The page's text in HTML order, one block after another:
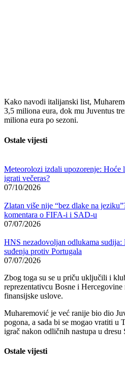
Kako navodi italijanski list,
3,5 miliona eura, dok mu Juventus
miliona eura po sezoni.
Ostale vijesti
Meteorolozi izdali upozorenje: Hoće
igrati večeras?
07/10/2026
Zlatan više nije “bez dlake na
komentara o FIFA-i i SAD-u
07/07/2026
HNS nezadovoljan odlukama
suđenja protiv Portugala
07/07/2026
Zbog toga su se u priču uključili i
reprezentativcu Bosne i
finansijske uslove.
Muharemović je već ranije bio dio
pogona, a sada bi se mogao vratiti u
igrač nakon odličnih nastupa u dresu
Ostale vijesti